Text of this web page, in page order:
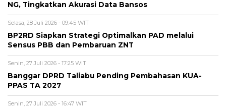
NG, Tingkatkan Akurasi Data Bansos
Selasa, 28 Juli 2026 - 09:45 WIT
BP2RD Siapkan Strategi Optimalkan PAD melalui
Sensus PBB dan Pembaruan ZNT
Senin, 27 Juli 2026 - 17:25 WIT
Banggar DPRD Taliabu Pending Pembahasan KUA-
PPAS TA 2027
Senin, 27 Juli 2026 - 16:47 WIT